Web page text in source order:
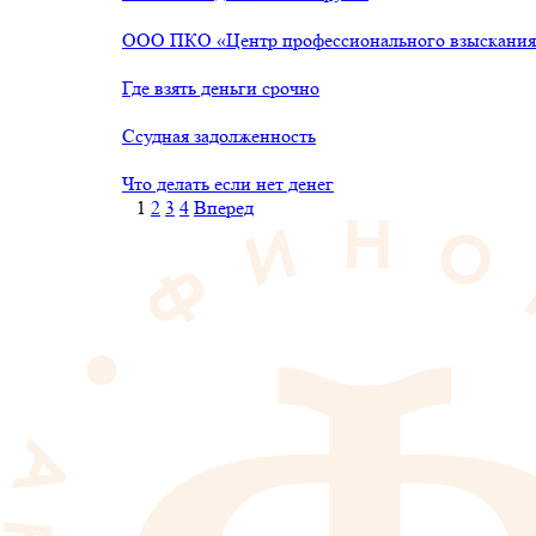
ООО ПКО «Центр профессионального
Где взять деньги срочно
Ссудная задолженность
Что делать если нет денег
1 2 3 4 Вперед